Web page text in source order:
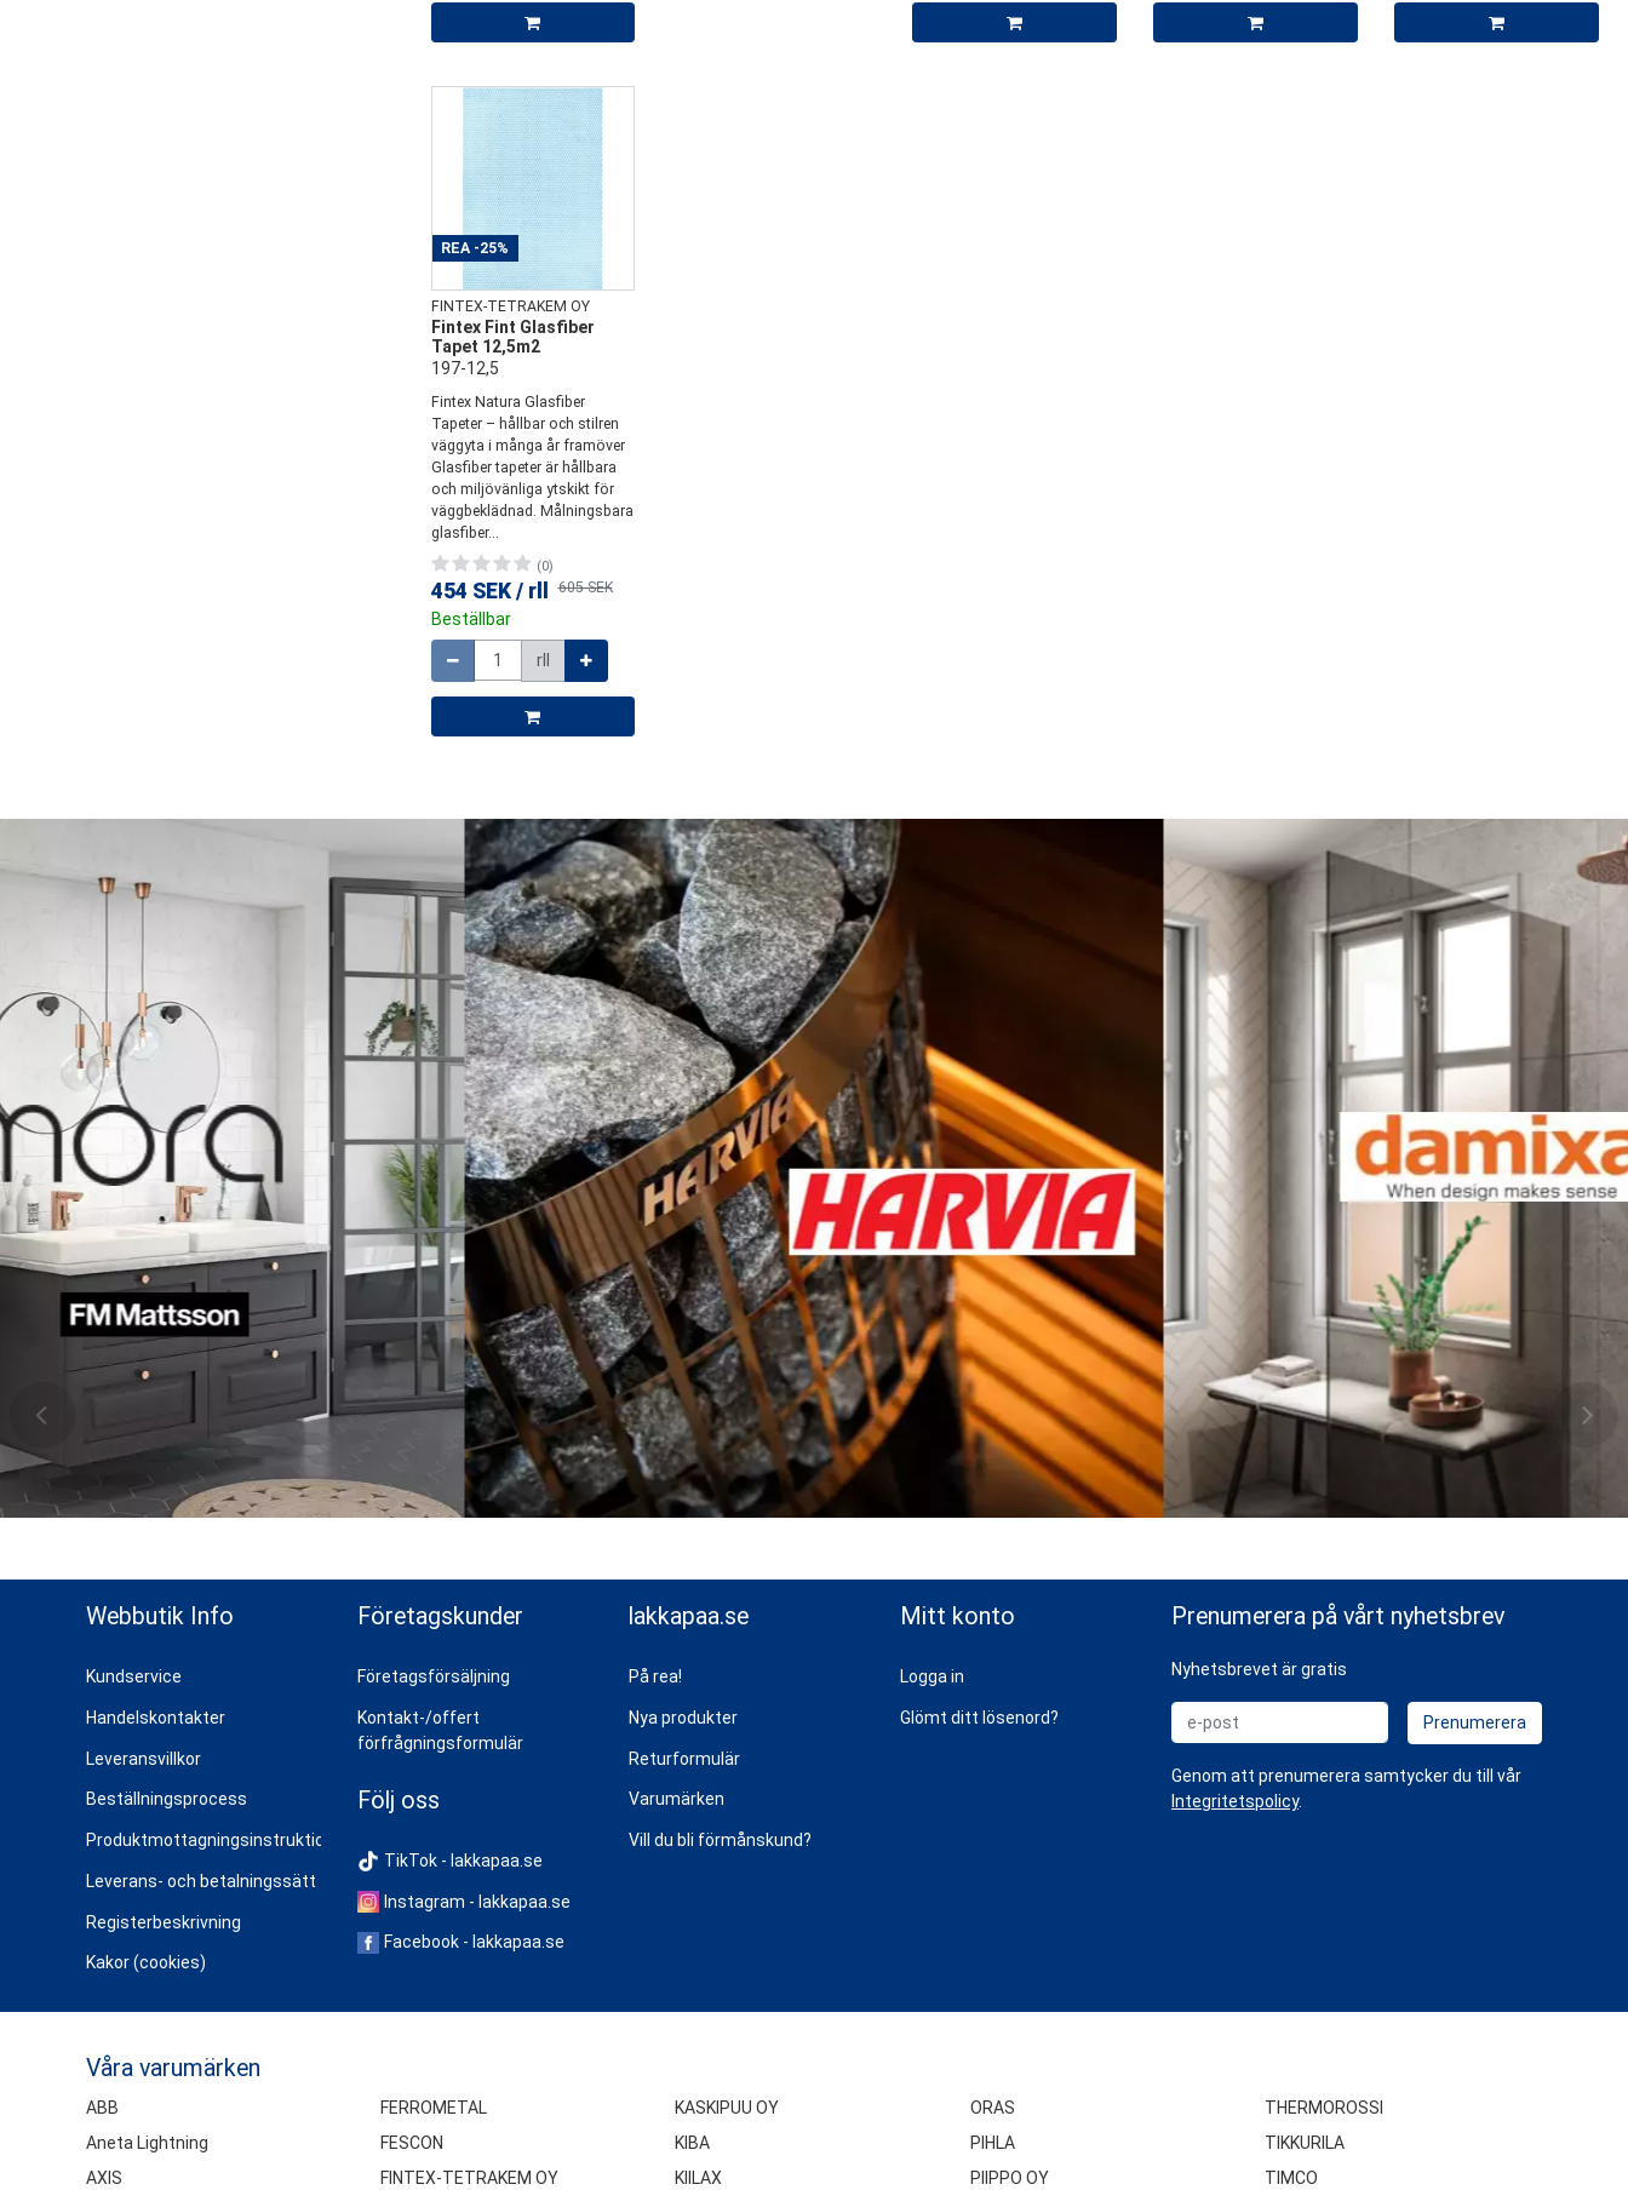
REA -25%
FINTEX-TETRAKEM OY
Fintex Fint Glasfiber
Tapet 12,5m2
197-12,5
Fintex Natura Glasfiber
Tapeter – hållbar och stilren
väggyta i många år framöver
Glasfiber tapeter är hållbara
och miljövänliga ytskikt för
väggbeklädnad. Målningsbara
glasfiber...
(0)
454 SEK / rll 605 SEK
Beställbar
Mängd
rll
Webbutik Info
Kundservice
Handelskontakter
Leveransvillkor
Beställningsprocess
Produktmottagningsinstruktioner
Leverans- och betalningssätt
Registerbeskrivning
Kakor (cookies)
Företagskunder
Företagsförsäljning
Kontakt-/offert
förfrågningsformulär
Följ oss
TikTok - lakkapaa.se
Instagram - lakkapaa.se
Facebook - lakkapaa.se
lakkapaa.se
På rea!
Nya produkter
Returformulär
Varumärken
Vill du bli förmånskund?
Mitt konto
Logga in
Glömt ditt lösenord?
Prenumerera på vårt nyhetsbrev
Nyhetsbrevet är gratis
e-post Prenumerera
Genom att prenumerera samtycker du till vår
Integritetspolicy.
Våra varumärken
ABB
Aneta Lightning
AXIS
FERROMETAL
FESCON
FINTEX-TETRAKEM OY
KASKIPUU OY
KIBA
KIILAX
ORAS
PIHLA
PIIPPO OY
THERMOROSSI
TIKKURILA
TIMCO